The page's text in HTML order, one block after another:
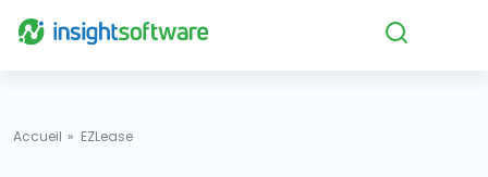
Accueil EZLease